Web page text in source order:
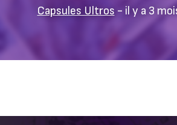
Capsules Ultros - il y a 3